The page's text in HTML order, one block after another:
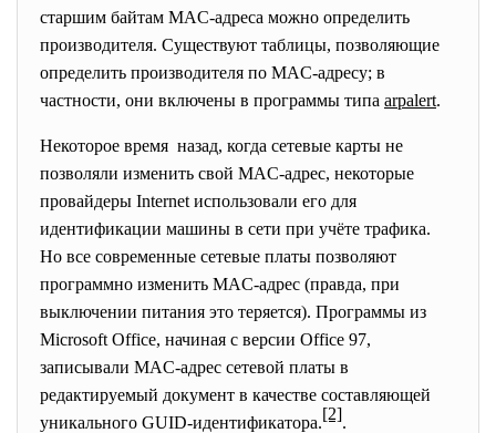
старшим байтам MAC-адреса можно определить
производителя. Существуют таблицы, позволяющие
определить производителя по MAC-адресу; в
частности, они включены в программы типа arpalert.
Некоторое время назад, когда сетевые карты не
позволяли изменить свой MAC-адрес, некоторые
провайдеры Internet использовали его для
идентификации машины в сети при учёте трафика.
Но все современные сетевые платы позволяют
программно изменить MAC-адрес (правда, при
выключении питания это теряется). Программы из
Microsoft Office, начиная с версии Office 97,
записывали MAC-адрес сетевой платы в
редактируемый документ в качестве составляющей
уникального GUID-идентификатора.[2].